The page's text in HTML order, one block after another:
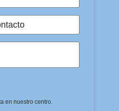
en nuestro centro.